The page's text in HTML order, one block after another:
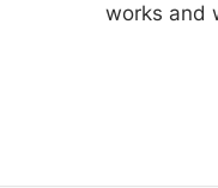
works and